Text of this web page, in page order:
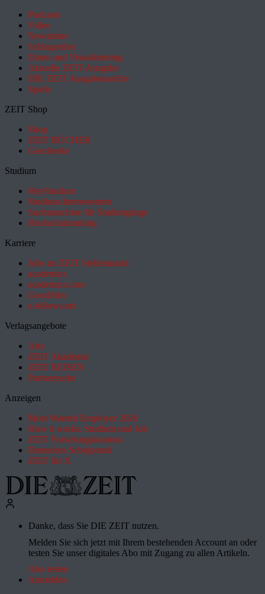
Podcasts
Video
Newsletter
Schlagzeilen
Daten und Visualisierung
Aktuelle ZEIT-Ausgabe
DIE ZEIT Ausgabenarchiv
Spiele
ZEIT Shop
Shop
ZEIT BÜCHER
Geschenke
Studium
HeyStudium
Studium-Interessentest
Suchmaschine für Studiengänge
Hochschulranking
Karriere
Jobs im ZEIT Stellenmarkt
academics
academics.com
GoodJobs
e-fellows.net
Verlagsangebote
Abo
ZEIT Akademie
ZEIT REISEN
Partnersuche
Anzeigen
Most Wanted Employer 2026
How it works: Studium und Job
ZEIT Forschungskosmos
Deutsches Schulportal
ZEIT für X
Danke, dass Sie DIE ZEIT nutzen.
Melden Sie sich jetzt mit Ihrem bestehenden Account an oder
testen Sie unser digitales Abo mit Zugang zu allen Artikeln.
Abo testen
Anmelden